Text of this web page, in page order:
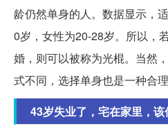
龄仍然单身的人。数据显示，
0岁，女性为20-28岁。所以，
婚，则可以被称为光棍。当然
式不同，选择单身也是一种合理
43岁失业了，宅在家里，